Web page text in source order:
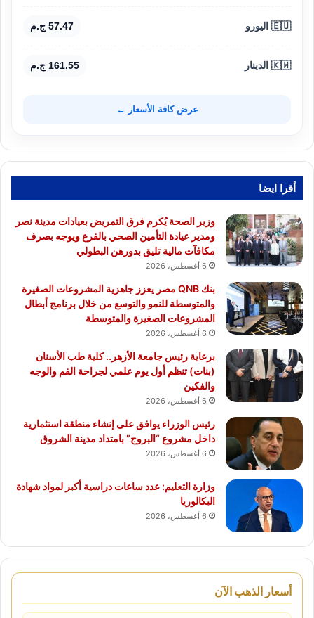
🇪🇺 اليورو 57.47 ج.م
🇰🇼 الدينار 161.55 ج.م
عرض كافة الأسعار ←
أقرا ايضا
وزير الصحة يُكرم فرق التمريض بعيادات مدينة نصر
ومدير عيادة التأمين الصحي بالفرع ويوجه بصرف
مكافآت مالية تليق بدورهن البطولي
6 أغسطس، 2026
بنك QNB مصر يعزز جاهزية المشروعات الصغيرة
والمتوسطة للنمو والتوسع من خلال برنامج أبطال
المشروعات الصغيرة والمتوسطة
6 أغسطس، 2026
برعاية رئيس جامعة الأزهر.. كلية طب الأسنان
(بنات) تنظم أول يوم علمي لجراحة الفم والوجه
والفكين
6 أغسطس، 2026
رئيس الوزراء يوافق على إنشاء منطقة استثمارية
داخل مشروع “البروج” بامتداد مدينة الشروق
6 أغسطس، 2026
وزارة التعليم: عدد ساعات دراسية أكبر لمواد شهادة
البكالوريا
6 أغسطس، 2026
أسعار الذهب الآن